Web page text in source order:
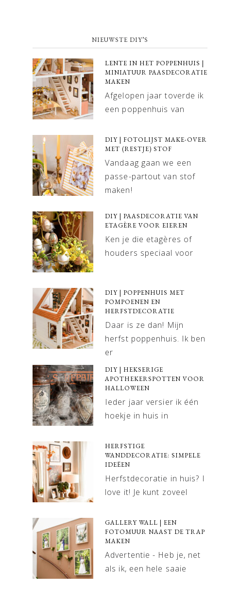
NIEUWSTE DIY’S
LENTE IN HET POPPENHUIS |
MINIATUUR PAASDECORATIE
MAKEN
Afgelopen jaar toverde ik
een poppenhuis van
DIY | FOTOLIJST MAKE-OVER
MET (RESTJE) STOF
Vandaag gaan we een
passe-partout van stof
maken!
DIY | PAASDECORATIE VAN
ETAGÈRE VOOR EIEREN
Ken je die etagères of
houders speciaal voor
DIY | POPPENHUIS MET
POMPOENEN EN
HERFSTDECORATIE
Daar is ze dan! Mijn
herfst poppenhuis. Ik ben
er
DIY | HEKSERIGE
APOTHEKERSPOTTEN VOOR
HALLOWEEN
Ieder jaar versier ik één
hoekje in huis in
HERFSTIGE
WANDDECORATIE: SIMPELE
IDEËEN
Herfstdecoratie in huis? I
love it! Je kunt zoveel
GALLERY WALL | EEN
FOTOMUUR NAAST DE TRAP
MAKEN
Advertentie - Heb je, net
als ik, een hele saaie